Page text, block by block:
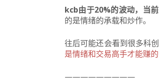
kcb由于20%的波动，当前
的是情绪的承载和炒作。
往后可能还会看到很多科
是情绪和交易高手才能赚